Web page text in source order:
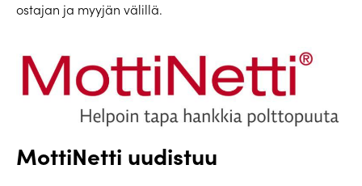
ostajan ja myyjän välillä.
MottiNetti uudistuu